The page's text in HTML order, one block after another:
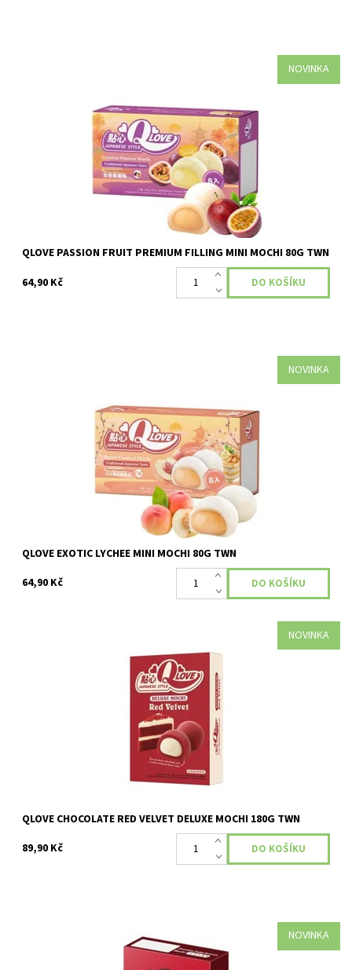
NOVINKA
QLOVE PASSION FRUIT PREMIUM FILLING MINI MOCHI 80G TWN
64,90 Kč
NOVINKA
QLOVE EXOTIC LYCHEE MINI MOCHI 80G TWN
64,90 Kč
NOVINKA
Momentálně nedostupné
QLOVE CHOCOLATE RED VELVET DELUXE MOCHI 180G TWN
89,90 Kč
NOVINKA